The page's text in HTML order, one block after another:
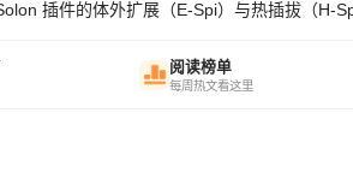
插件的体外扩展（E-Spi）与热插拔（H-
阅读榜单
每周热文看这里